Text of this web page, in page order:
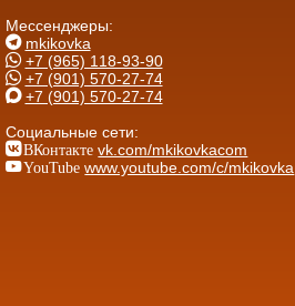
Мессенджеры:
mkikovka
+7 (965) 118-93-90
+7 (901) 570-27-74
+7 (901) 570-27-74
Социальные сети:
ВКонтакте vk.com/mkikovkacom
YouTube www.youtube.com/c/mkikovka